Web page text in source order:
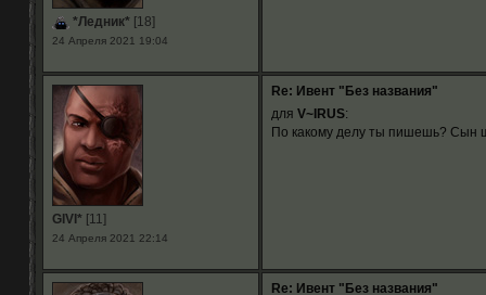
*Ледник*[18]
24 Апреля 2021 19:04
GIVI*[11]
24 Апреля 2021 22:14
Re: Ивент "Без названия"
для V~IRUS:
По какому делу ты пишешь? Сын
Re: Ивент "Без названия"